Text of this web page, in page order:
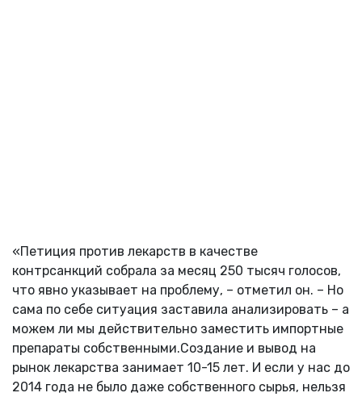
«Петиция против лекарств в качестве
контрсанкций собрала за месяц 250 тысяч голосов,
что явно указывает на проблему, – отметил он. – Но
сама по себе ситуация заставила анализировать – а
можем ли мы действительно заместить импортные
препараты собственными.Создание и вывод на
рынок лекарства занимает 10-15 лет. И если у нас до
2014 года не было даже собственного сырья, нельзя